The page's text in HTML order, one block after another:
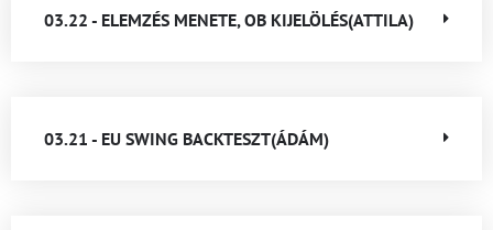
03.22 - ELEMZÉS MENETE, OB KIJELÖLÉS(ATTILA)
03.21 - EU SWING BACKTESZT(ÁDÁM)